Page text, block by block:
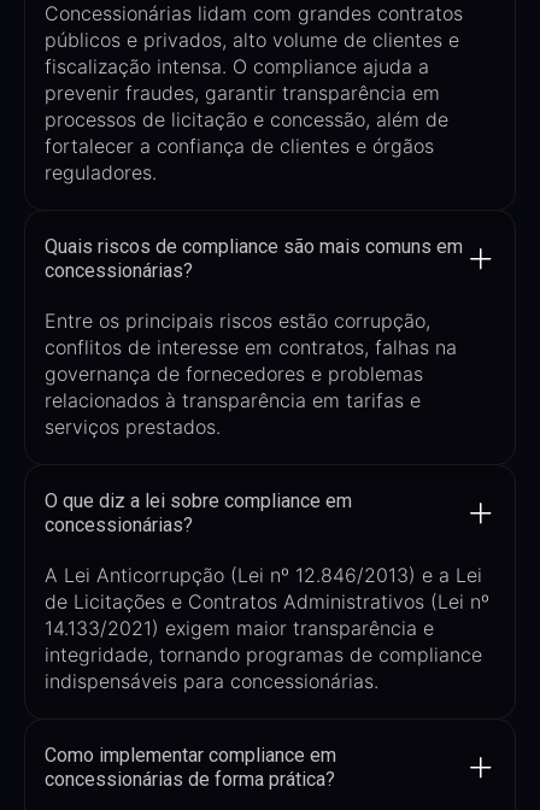
Concessionárias lidam com grandes contratos
públicos e privados, alto volume de clientes e
fiscalização intensa. O compliance ajuda a
prevenir fraudes, garantir transparência em
processos de licitação e concessão, além de
fortalecer a confiança de clientes e órgãos
reguladores.
Quais riscos de compliance são mais comuns em
concessionárias?
Entre os principais riscos estão corrupção,
conflitos de interesse em contratos, falhas na
governança de fornecedores e problemas
relacionados à transparência em tarifas e
serviços prestados.
O que diz a lei sobre compliance em
concessionárias?
A Lei Anticorrupção (Lei nº 12.846/2013) e a Lei
de Licitações e Contratos Administrativos (Lei nº
14.133/2021) exigem maior transparência e
integridade, tornando programas de compliance
indispensáveis para concessionárias.
Como implementar compliance em
concessionárias de forma prática?